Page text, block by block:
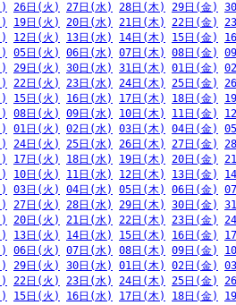
26日(火) 27日(水) 28日(木) 29日(金)
19日(火) 20日(水) 21日(木) 22日(金)
12日(火) 13日(水) 14日(木) 15日(金)
05日(火) 06日(水) 07日(木) 08日(金)
29日(火) 30日(水) 31日(木) 01日(金)
22日(火) 23日(水) 24日(木) 25日(金)
15日(火) 16日(水) 17日(木) 18日(金)
08日(火) 09日(水) 10日(木) 11日(金)
01日(火) 02日(水) 03日(木) 04日(金)
24日(火) 25日(水) 26日(木) 27日(金)
17日(火) 18日(水) 19日(木) 20日(金)
10日(火) 11日(水) 12日(木) 13日(金)
03日(火) 04日(水) 05日(木) 06日(金)
27日(火) 28日(水) 29日(木) 30日(金)
20日(火) 21日(水) 22日(木) 23日(金)
13日(火) 14日(水) 15日(木) 16日(金)
06日(火) 07日(水) 08日(木) 09日(金)
29日(火) 30日(水) 01日(木) 02日(金)
22日(火) 23日(水) 24日(木) 25日(金)
15日(火) 16日(水) 17日(木) 18日(金)